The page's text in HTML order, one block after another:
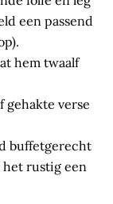
een passend
hem twaalf
gehakte verse
buffetgerecht
het rustig een